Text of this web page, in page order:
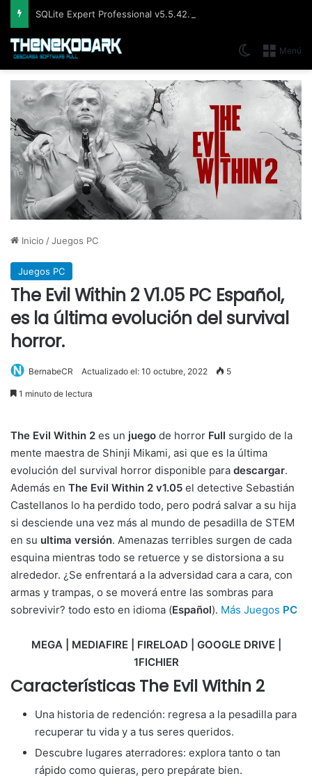
Menú
Switch skin
Inicio /Juegos PC
Juegos PC
The Evil Within 2 V1.05 PC Español,
es la última evolución del survival
horror.
BernabeCR Actualizado el: 10 octubre, 2022 5
1 minuto de lectura
The Evil Within 2 es un juego de horror Full surgido de la
mente maestra de Shinji Mikami, asi que es la última
evolución del survival horror disponible para descargar.
Además en The Evil Within 2 v1.05 el detective Sebastián
Castellanos lo ha perdido todo, pero podrá salvar a su hija
si desciende una vez más al mundo de pesadilla de STEM
en su ultima versión. Amenazas terribles surgen de cada
esquina mientras todo se retuerce y se distorsiona a su
alrededor. ¿Se enfrentará a la adversidad cara a cara, con
armas y trampas, o se moverá entre las sombras para
sobrevivir? todo esto en idioma (Español). Más Juegos PC
MEGA | MEDIAFIRE | FIRELOAD | GOOGLE DRIVE |
1FICHIER
Características The Evil Within 2
Una historia de redención: regresa a la pesadilla para
recuperar tu vida y a tus seres queridos.
Descubre lugares aterradores: explora tanto o tan
rápido como quieras, pero prepárate bien.